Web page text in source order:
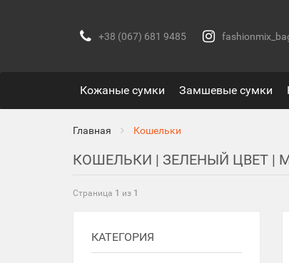
+38 (067) 681 9485
Кожаные сумки Замшевые сумки
Главная Кошельки
КОШЕЛЬКИ | ЗЕЛЕНЫЙ ЦВЕТ |
Страница 1 из 1
КАТЕГОРИЯ